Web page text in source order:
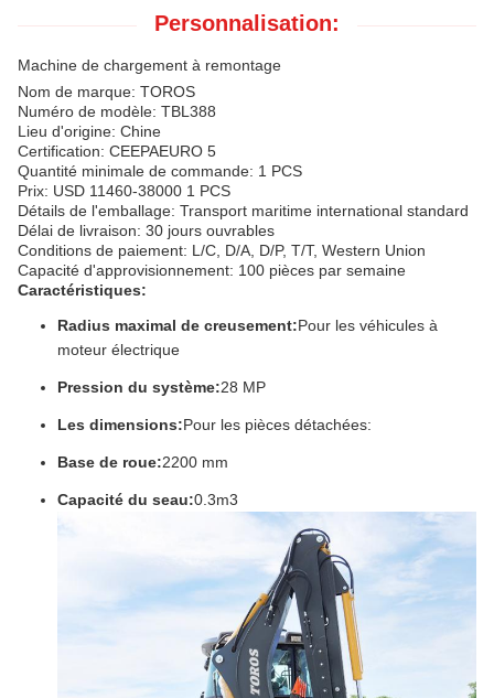
Personnalisation:
Machine de chargement à remontage
Nom de marque: TOROS
Numéro de modèle: TBL388
Lieu d'origine: Chine
Certification: CEEPAEURO 5
Quantité minimale de commande: 1 PCS
Prix: USD 11460-38000 1 PCS
Détails de l'emballage: Transport maritime international standard
Délai de livraison: 30 jours ouvrables
Conditions de paiement: L/C, D/A, D/P, T/T, Western Union
Capacité d'approvisionnement: 100 pièces par semaine
Caractéristiques:
Radius maximal de creusement:Pour les véhicules à
moteur électrique
Pression du système:28 MP
Les dimensions:Pour les pièces détachées:
Base de roue:2200 mm
Capacité du seau:0.3m3